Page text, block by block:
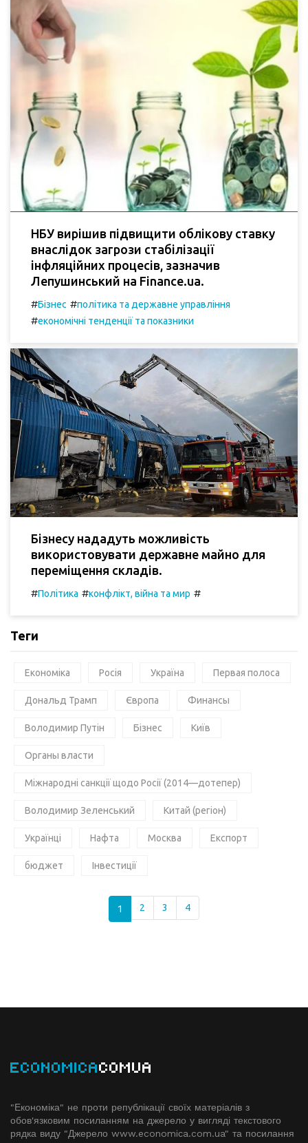
НБУ вирішив підвищити облікову ставку
внаслідок загрози стабілізації
інфляційних процесів, зазначив
Лепушинський на Finance.ua.
#Бізнес #політика та державне управління
#економічні тенденції та показники
Бізнесу нададуть можливість
використовувати державне майно для
переміщення складів.
#Політика #конфлікт, війна та мир #
Теги
Економіка Росія Україна Первая полоса
Дональд Трамп Європа Финансы
Володимир Путін Бізнес Київ
Органы власти
Міжнародні санкції щодо Росії (2014—дотепер)
Володимир Зеленський Китай (регіон)
Українці Нафта Москва Експорт
бюджет Інвестиції
1 2 3 4
ECONOMICACOMUA
"Економіка" не проти републікації своїх матеріалів з
обов'язковим посиланням на джерело у вигляді текстового
рядка виду "Джерело www.economiсa.com.ua" та посилання